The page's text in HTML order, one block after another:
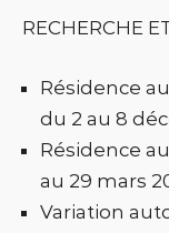
RECHERCHE
Résidence
du 2 au 8
Résidence
au 29 mars
Variation